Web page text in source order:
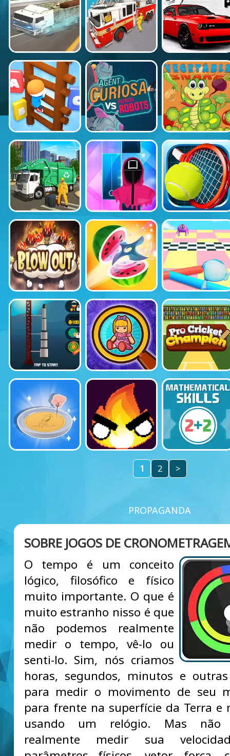
1 2 >
PROPAGANDA
SOBRE JOGOS DE
O tempo é um conceito
lógico, filosófico e físico
muito importante. O que é
muito estranho nisso é que
não podemos realmente
medir o tempo, vê-lo ou
senti-lo. Sim, nós criamos
horas, segundos, minutos e
para medir o movimento de seu
para frente na superfície da Terra e
usando um relógio. Mas não
realmente medir sua